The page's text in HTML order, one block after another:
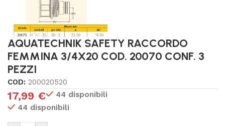
AQUATECHNIK SAFETY RACCORDO
FEMMINA 3/4X20 COD. 20070 CONF. 3
PEZZI
COD: 200020520
17,99 €
44 disponibili
44 disponibili